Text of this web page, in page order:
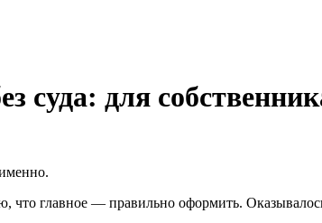
суда: для
что главное — правильно оформить.